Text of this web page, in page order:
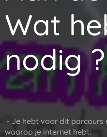
Wat
nodig ?
- Je hebt voor dit parcours
waarop je internet hebt.